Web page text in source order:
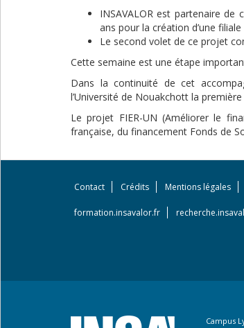
INSAVALOR est partenaire
ans pour la création d’une
Le second volet de ce projet
Cette semaine est une étape
Dans la continuité de cet
l’Université de Nouakchott la
Le projet FIER-UN (Améliorer le
française, du financement Fonds de
Footer
menu
Contact Crédits Mentions légales
formation.insavalor.fr
Campus